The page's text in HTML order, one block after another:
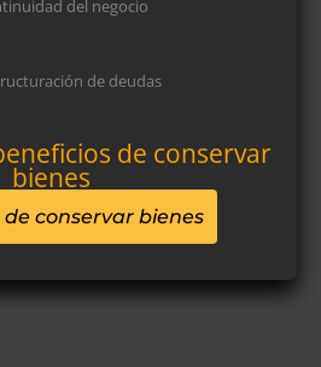
de conservar
bienes
de conservar bienes